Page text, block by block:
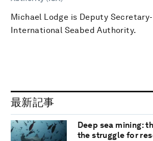
Michael Lodge is Deputy
International Seabed Authority.
最新記事
Deep sea mining:
the struggle for